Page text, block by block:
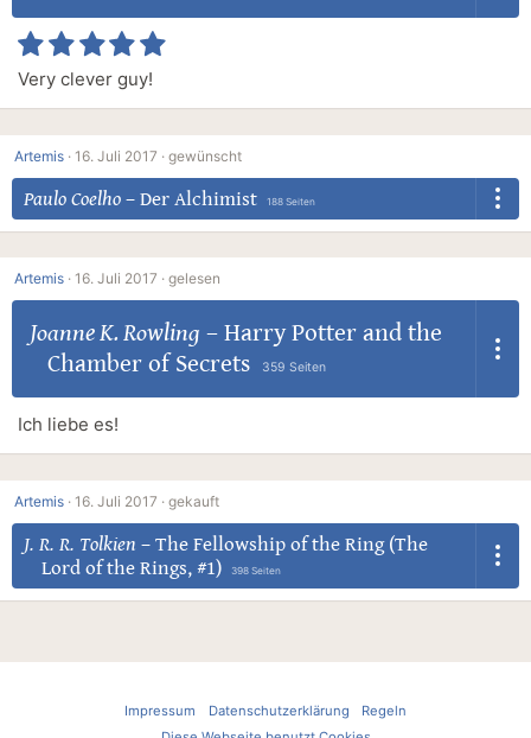
Very clever guy!
Artemis · 16. Juli 2017 · gewünscht
Paulo Coelho – Der Alchimist 188 Seiten
Artemis · 16. Juli 2017 · gelesen
Joanne K. Rowling – Harry Potter and the
Chamber of Secrets
359 Seiten
Ich liebe es!
Artemis · 16. Juli 2017 · gekauft
J. R. R. Tolkien – The Fellowship of the Ring (The
Lord of the Rings, #1)
398 Seiten
Impressum Datenschutzerklärung
Regeln